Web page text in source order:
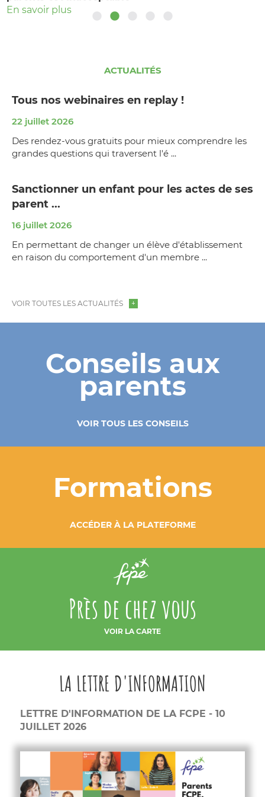
En savoir plus
ACTUALITÉS
Tous nos webinaires en replay !
22 juillet 2026
Des rendez-vous gratuits pour mieux comprendre les
grandes questions qui traversent l'é ...
Sanctionner un enfant pour les actes de ses
parent ...
16 juillet 2026
En permettant de changer un élève d'établissement
en raison du comportement d'un membre ...
VOIR TOUTES LES ACTUALITÉS
Conseils aux
parents
VOIR TOUS LES CONSEILS
Formations
ACCÉDER À LA PLATEFORME
Près de chez vous
VOIR LA CARTE
LA LETTRE D'INFORMATION
LETTRE D'INFORMATION DE LA FCPE - 10
JUILLET 2026